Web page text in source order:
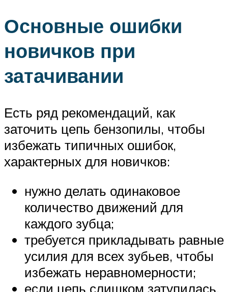
Основные ошибки
новичков при
затачивании
Есть ряд рекомендаций, как
заточить цепь бензопилы, чтобы
избежать типичных ошибок,
характерных для новичков:
нужно делать одинаковое
количество движений для
каждого зубца;
требуется прикладывать равные
усилия для всех зубьев, чтобы
избежать неравномерности;
если цепь слишком затупилась,